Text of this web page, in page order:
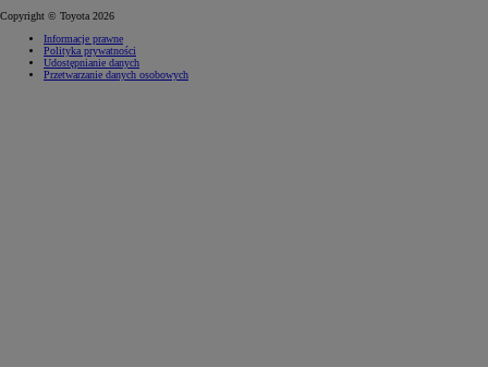
Copyright © Toyota 2026
Informacje prawne
Polityka prywatności
Udostępnianie danych
Przetwarzanie danych osobowych